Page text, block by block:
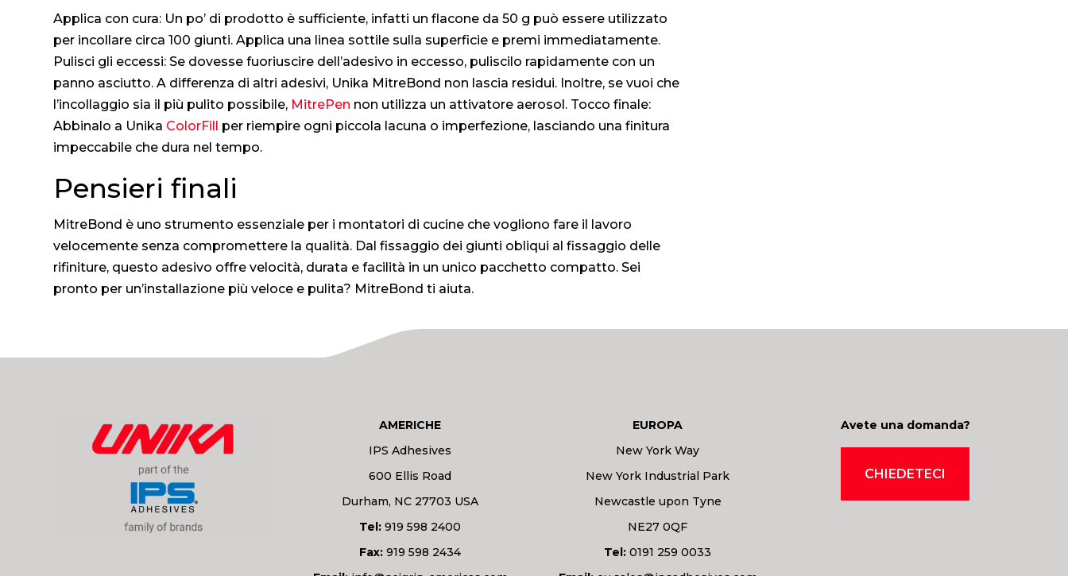
Applica con cura: Un po’ di prodotto è sufficiente, infatti un flacone da 50 g può essere utilizzato
per incollare circa 100 giunti. Applica una linea sottile sulla superficie e premi immediatamente.
Pulisci gli eccessi: Se dovesse fuoriuscire dell’adesivo in eccesso, puliscilo rapidamente con un
panno asciutto. A differenza di altri adesivi, Unika MitreBond non lascia residui. Inoltre, se vuoi che
l’incollaggio sia il più pulito possibile, MitrePen non utilizza un attivatore aerosol. Tocco finale:
Abbinalo a Unika ColorFill per riempire ogni piccola lacuna o imperfezione, lasciando una finitura
impeccabile che dura nel tempo.
Pensieri finali
MitreBond è uno strumento essenziale per i montatori di cucine che vogliono fare il lavoro
velocemente senza compromettere la qualità. Dal fissaggio dei giunti obliqui al fissaggio delle
rifiniture, questo adesivo offre velocità, durata e facilità in un unico pacchetto compatto. Sei
pronto per un’installazione più veloce e pulita? MitreBond ti aiuta.
AMERICHE
IPS Adhesives
600 Ellis Road
Durham, NC 27703 USA
Tel: 919 598 2400
Fax: 919 598 2434
EUROPA
New York Way
New York Industrial Park
Newcastle upon Tyne
NE27 0QF
Tel: 0191 259 0033
Avete una domanda?
CHIEDETECI